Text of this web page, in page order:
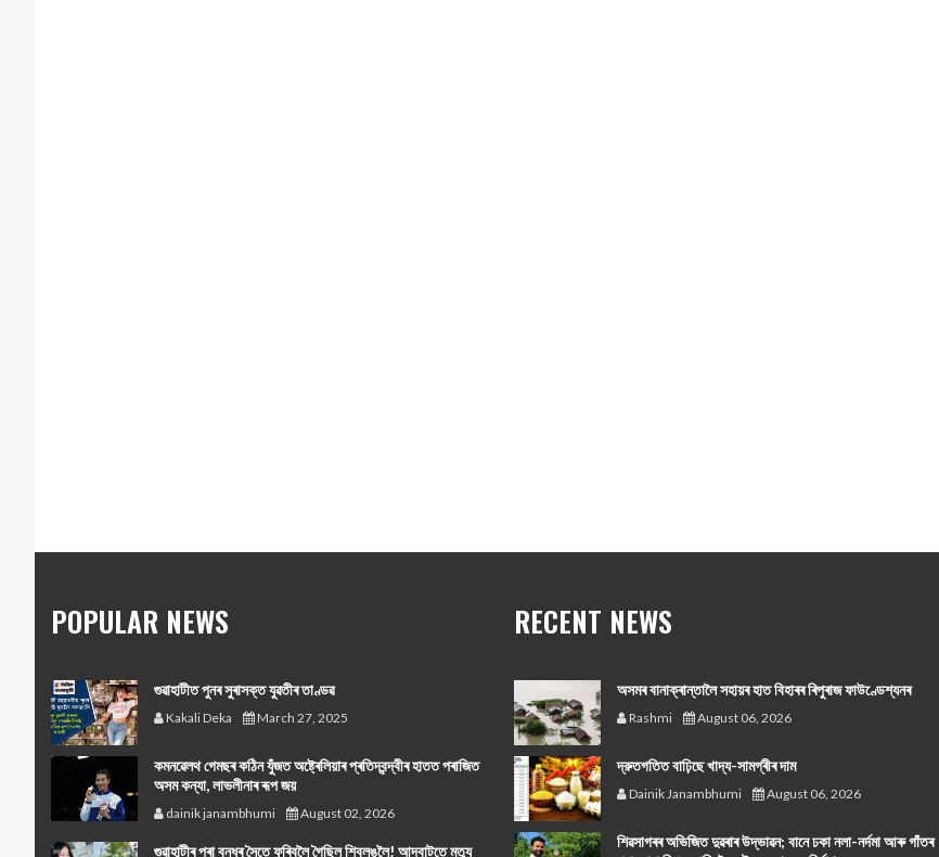
POPULAR NEWS
গুৱাহাটীত পুনৰ সুৰাসক্ত যুৱতীৰ তাণ্ডৱ
Kakali Deka March 27, 2025
কমনৱেলথ গেমছৰ কঠিন যুঁজত অষ্ট্ৰেলিয়াৰ প্ৰতিদ্বন্দ্বীৰ হাতত পৰাজিত
অসম কন্যা, লাভলীনাৰ ৰূপ জয়
dainik janambhumi August 02, 2026
গুৱাহাটীৰ পৰা বন্ধুৰ সৈতে ফুৰিবলৈ গৈছিল শ্বিলঙলৈ! আদবাটতে মৃত্যু
RECENT NEWS
অসমৰ বানাক্ৰান্তালৈ সহায়ৰ হাত বিহাৰৰ ৰিপুৰাজ ফাউণ্ডেশ্যনৰ
Rashmi August 06, 2026
দ্রুতগতিত বাঢ়িছে খাদ্য-সামগ্ৰীৰ দাম
Dainik Janambhumi August 06, 2026
শিৱসাগৰৰ অভিজিত দুৱৰাৰ উদ্ভাৱন; বানে ঢকা নলা-নৰ্দমা আৰু গাঁতৰ